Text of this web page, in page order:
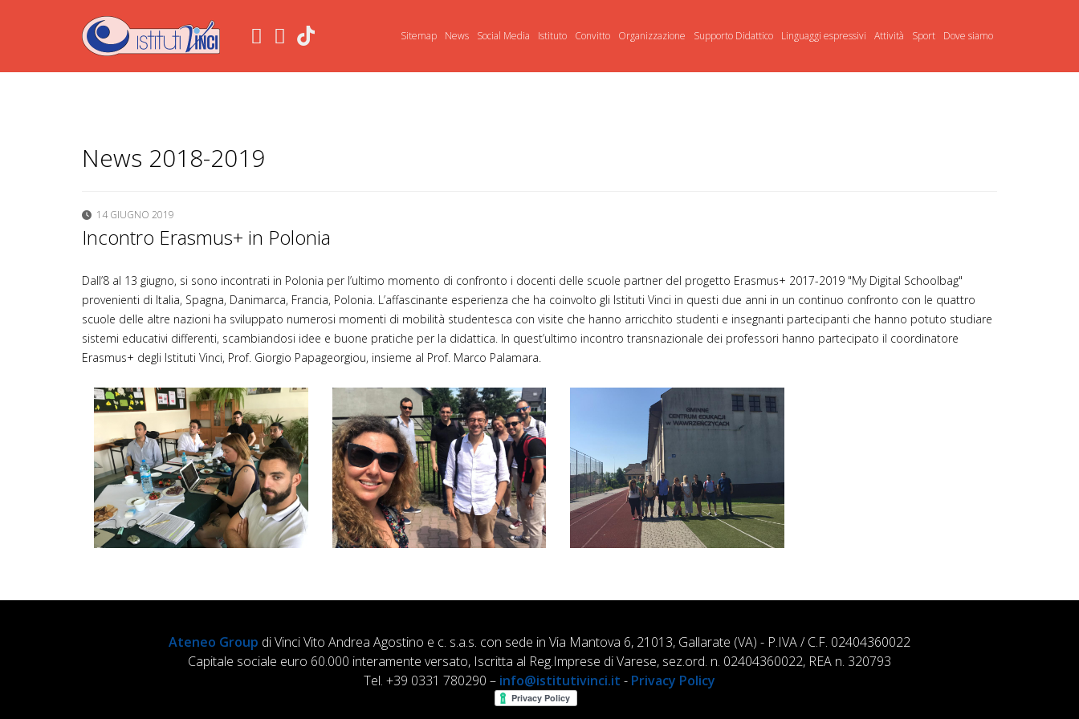
Sitemap News Social Media Istituto Convitto Organizzazione Supporto Didattico Linguaggi espressivi Attività Sport Dove siamo
.
News 2018-2019
14 GIUGNO 2019
Incontro Erasmus+ in Polonia
Dall’8 al 13 giugno, si sono incontrati in Polonia per l’ultimo momento di confronto i docenti delle scuole partner del progetto Erasmus+ 2017-2019 "My Digital Schoolbag"
provenienti di Italia, Spagna, Danimarca, Francia, Polonia. L’affascinante esperienza che ha coinvolto gli Istituti Vinci in questi due anni in un continuo confronto con le quattro
scuole delle altre nazioni ha sviluppato numerosi momenti di mobilità studentesca con visite che hanno arricchito studenti e insegnanti partecipanti che hanno potuto studiare
sistemi educativi differenti, scambiandosi idee e buone pratiche per la didattica. In quest’ultimo incontro transnazionale dei professori hanno partecipato il coordinatore
Erasmus+ degli Istituti Vinci, Prof. Giorgio Papageorgiou, insieme al Prof. Marco Palamara.
Ateneo Group di Vinci Vito Andrea Agostino e c. s.a.s. con sede in Via Mantova 6, 21013, Gallarate (VA) - P.IVA / C.F. 02404360022
Capitale sociale euro 60.000 interamente versato, Iscritta al Reg.Imprese di Varese, sez.ord. n. 02404360022, REA n. 320793
Tel. +39 0331 780290 – info@istitutivinci.it - Privacy Policy